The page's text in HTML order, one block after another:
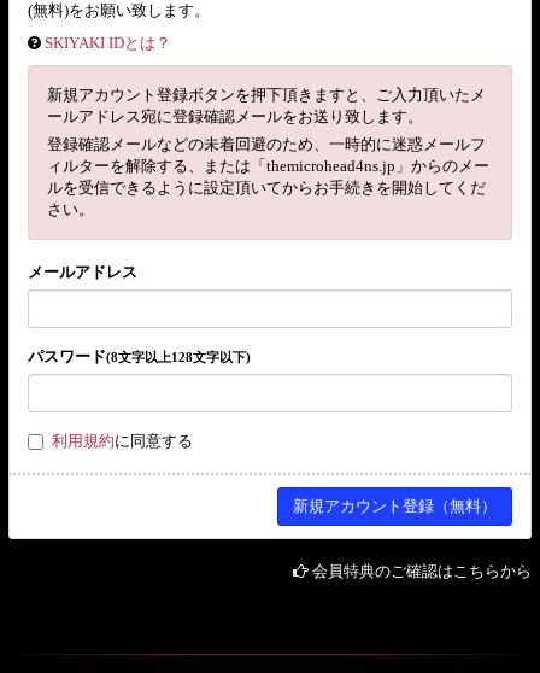
(無料)をお願い致します。
SKIYAKI IDとは？
新規アカウント登録ボタンを押下頂きますと、ご入力頂いたメ
ールアドレス宛に登録確認メールをお送り致します。
登録確認メールなどの未着回避のため、一時的に迷惑メールフ
ィルターを解除する、または「themicrohead4ns.jp」からのメー
ルを受信できるように設定頂いてからお手続きを開始してくだ
さい。
メールアドレス
パスワード(8文字以上128文字以下)
利用規約に同意する
会員特典のご確認はこちらから